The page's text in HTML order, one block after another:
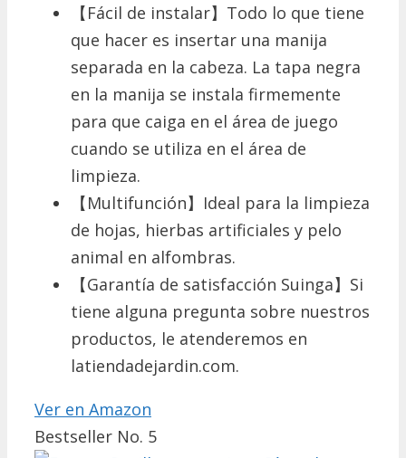
【Fácil de instalar】Todo lo que tiene
que hacer es insertar una manija
separada en la cabeza. La tapa negra
en la manija se instala firmemente
para que caiga en el área de juego
cuando se utiliza en el área de
limpieza.
【Multifunción】Ideal para la limpieza
de hojas, hierbas artificiales y pelo
animal en alfombras.
【Garantía de satisfacción Suinga】Si
tiene alguna pregunta sobre nuestros
productos, le atenderemos en
latiendadejardin.com.
Ver en Amazon
Bestseller No. 5